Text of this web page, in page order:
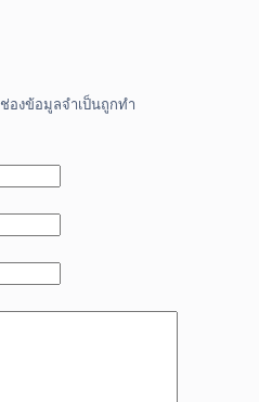
ช่องข้อมูลจำเป็นถูกทำ